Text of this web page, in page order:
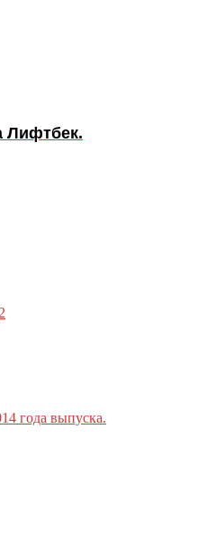
Лифтбек.
года выпуска.